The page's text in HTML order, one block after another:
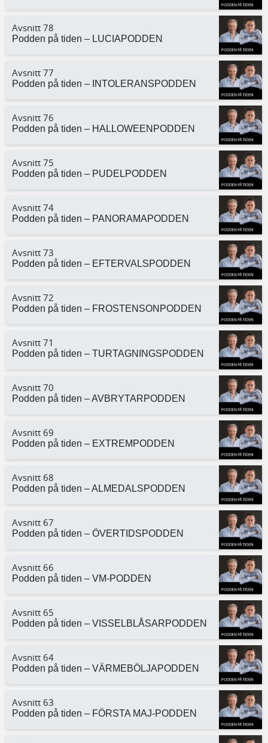
Avsnitt 78
Podden på tiden – LUCIAPODDEN
Avsnitt 77
Podden på tiden – INTOLERANSPODDEN
Avsnitt 76
Podden på tiden – HALLOWEENPODDEN
Avsnitt 75
Podden på tiden – PUDELPODDEN
Avsnitt 74
Podden på tiden – PANORAMAPODDEN
Avsnitt 73
Podden på tiden – EFTERVALSPODDEN
Avsnitt 72
Podden på tiden – FROSTENSONPODDEN
Avsnitt 71
Podden på tiden – TURTAGNINGSPODDEN
Avsnitt 70
Podden på tiden – AVBRYTARPODDEN
Avsnitt 69
Podden på tiden – EXTREMPODDEN
Avsnitt 68
Podden på tiden – ALMEDALSPODDEN
Avsnitt 67
Podden på tiden – ÖVERTIDSPODDEN
Avsnitt 66
Podden på tiden – VM-PODDEN
Avsnitt 65
Podden på tiden – VISSELBLÅSARPODDEN
Avsnitt 64
Podden på tiden – VÄRMEBÖLJAPODDEN
Avsnitt 63
Podden på tiden – FÖRSTA MAJ-PODDEN